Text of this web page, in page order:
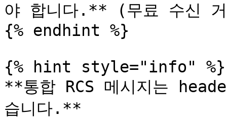
야 합니다.** (무료 수신
{% endhint %}
{% hint style="info" %}
**통합 RCS 메시지는
습니다.**